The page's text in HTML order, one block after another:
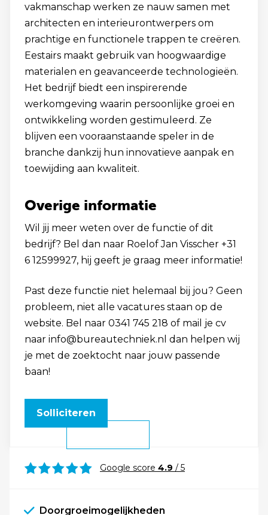
vakmanschap werken ze nauw samen met
architecten en interieurontwerpers om
prachtige en functionele trappen te creëren.
Eestairs maakt gebruik van hoogwaardige
materialen en geavanceerde technologieën.
Het bedrijf biedt een inspirerende
werkomgeving waarin persoonlijke groei en
ontwikkeling worden gestimuleerd. Ze
blijven een vooraanstaande speler in de
branche dankzij hun innovatieve aanpak en
toewijding aan kwaliteit.
Overige informatie
Wil jij meer weten over de functie of dit
bedrijf? Bel dan naar Roelof Jan Visscher +31
6 12599927, hij geeft je graag meer informatie!
Past deze functie niet helemaal bij jou? Geen
probleem, niet alle vacatures staan op de
website. Bel naar 0341 745 218 of mail je cv
naar info@bureautechniek.nl dan helpen wij
je met de zoektocht naar jouw passende
baan!
Solliciteren
Google score 4.9 / 5
Doorgroeimogelijkheden